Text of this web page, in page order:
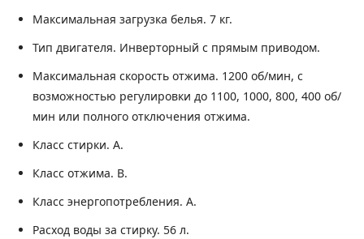
Максимальная загрузка белья. 7 кг.
Тип двигателя. Инверторный с прямым приводом.
Максимальная скорость отжима. 1200 об/мин, с
возможностью регулировки до 1100, 1000, 800, 400 об/
мин или полного отключения отжима.
Класс стирки. A.
Класс отжима. B.
Класс энергопотребления. A.
Расход воды за стирку. 56 л.